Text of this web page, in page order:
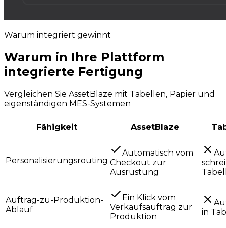
Warum integriert gewinnt
Warum in Ihre Plattform
integrierte Fertigung
Vergleichen Sie AssetBlaze mit Tabellen, Papier und
eigenständigen MES-Systemen
Fähigkeit AssetBlaze
Personalisierungsrouting
Automatisch vom
Checkout zur
Ausrüstung
Auftrag-zu-Produktion-
Ablauf
Ein Klick vom
Verkaufsauftrag zur
Produktion
in